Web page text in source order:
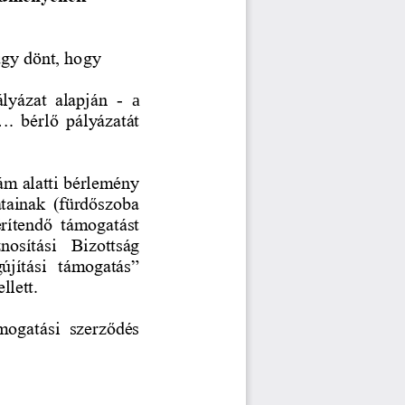
dönt, hogy
alapján - a
bérlő  pályázatát
alatti bérlemény
(fürdőszoba
támogatást
Bizottság
támogatás”
szerződés